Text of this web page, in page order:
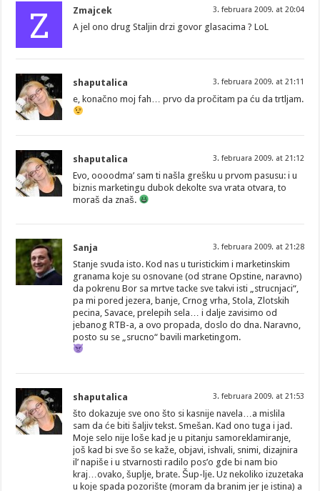
Z Zmajcek 3. februara 2009. at 20:04
A jel ono drug Staljin drzi govor glasacima ? LoL
shaputalica 3. februara 2009. at 21:11
e, konačno moj fah… prvo da pročitam pa ću da trtljam.
shaputalica 3. februara 2009. at 21:12
Evo, oooodma’ sam ti našla grešku u prvom pasusu: i u
biznis marketingu dubok dekolte sva vrata otvara, to
moraš da znaš.
Sanja 3. februara 2009. at 21:28
Stanje svuda isto. Kod nas u turistickim i marketinskim
granama koje su osnovane (od strane Opstine, naravno)
da pokrenu Bor sa mrtve tacke sve takvi isti „strucnjaci“,
pa mi pored jezera, banje, Crnog vrha, Stola, Zlotskih
pecina, Savace, prelepih sela… i dalje zavisimo od
jebanog RTB-a, a ovo propada, doslo do dna. Naravno,
posto su se „srucno“ bavili marketingom.
shaputalica 3. februara 2009. at 21:53
što dokazuje sve ono što si kasnije navela…a mislila
sam da će biti šaljiv tekst. Smešan. Kad ono tuga i jad.
Moje selo nije loše kad je u pitanju samoreklamiranje,
još kad bi sve šo se kaže, objavi, ishvali, snimi, dizajnira
il’ napiše i u stvarnosti radilo pos’o gde bi nam bio
kraj…ovako, šuplje, brate. Šup-lje. Uz nekoliko izuzetaka
u koje spada pozorište (moram da branim jer je istina) a